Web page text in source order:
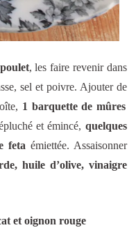
, les faire revenir dans
sel et poivre. Ajouter de
1 barquette de mûres
et émincé, quelques
feta émiettée. Assaisonner
huile d’olive, vinaigre
et oignon rouge